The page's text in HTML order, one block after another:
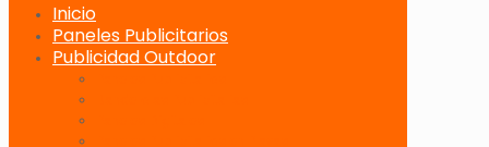
Inicio
Paneles Publicitarios
Publicidad Outdoor